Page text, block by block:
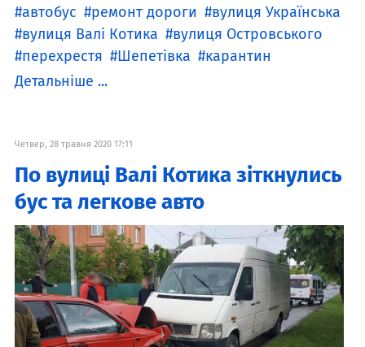
автобус
ремонт дороги
вулиця Українська
вулиця Валі Котика
вулиця Островського
перехрестя
Шепетівка
карантин
Детальніше ...
Четвер, 28 травня 2020 17:11
По вулиці Валі Котика зіткнулись
бус та легкове авто